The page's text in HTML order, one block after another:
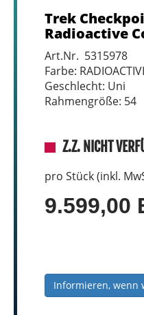
Trek
Radioactive
Art.Nr. 5315978
Farbe:
Geschlecht: Uni
Rahmengröße: 54
Z.Z. NICHT
pro Stück (inkl.
9.599,00
Informieren, wenn